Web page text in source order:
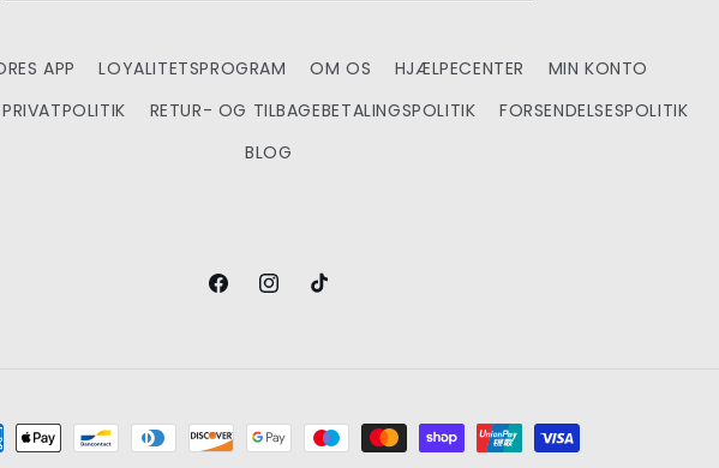
APP LOYALITETSPROGRAM OM OS HJÆLPECENTER
MIN KONTO
PRIVATPOLITIK RETUR- OG TILBAGEBETALINGSPOLITIK
FORSENDELSESPOLITIK
BLOG
FacebookInstagramTikTok